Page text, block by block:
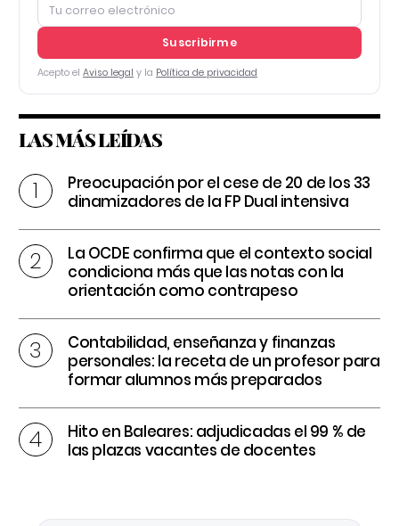
Suscribirme
Acepto el Aviso legal y la Política de privacidad
LAS MÁS LEÍDAS
Preocupación por el cese de 20 de los 33
dinamizadores de la FP Dual intensiva
La OCDE confirma que el contexto social
condiciona más que las notas con la
orientación como contrapeso
Contabilidad, enseñanza y finanzas
personales: la receta de un profesor para
formar alumnos más preparados
Hito en Baleares: adjudicadas el 99 % de
las plazas vacantes de docentes